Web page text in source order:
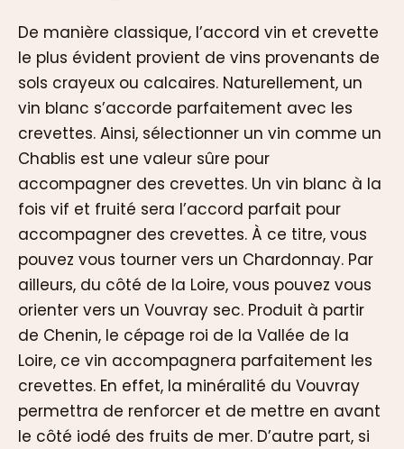
De manière classique, l’accord vin et crevette
le plus évident provient de vins provenants de
sols crayeux ou calcaires. Naturellement, un
vin blanc s’accorde parfaitement avec les
crevettes. Ainsi, sélectionner un vin comme un
Chablis est une valeur sûre pour
accompagner des crevettes. Un vin blanc à la
fois vif et fruité sera l’accord parfait pour
accompagner des crevettes. À ce titre, vous
pouvez vous tourner vers un Chardonnay. Par
ailleurs, du côté de la Loire, vous pouvez vous
orienter vers un Vouvray sec. Produit à partir
de Chenin, le cépage roi de la Vallée de la
Loire, ce vin accompagnera parfaitement les
crevettes. En effet, la minéralité du Vouvray
permettra de renforcer et de mettre en avant
le côté iodé des fruits de mer. D’autre part, si